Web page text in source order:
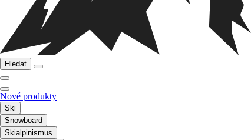
Hledat
Nové produkty
Ski
Snowboard
Skialpinismus